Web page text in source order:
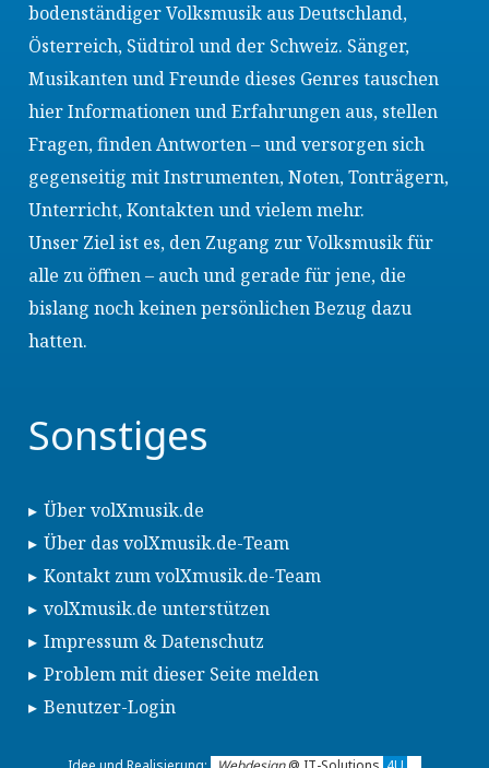
bodenständiger Volksmusik aus Deutschland,
Österreich, Südtirol und der Schweiz. Sänger,
Musikanten und Freunde dieses Genres tauschen
hier Informationen und Erfahrungen aus, stellen
Fragen, finden Antworten – und versorgen sich
gegenseitig mit Instrumenten, Noten, Tonträgern,
Unterricht, Kontakten und vielem mehr.
Unser Ziel ist es, den Zugang zur Volksmusik für
alle zu öffnen – auch und gerade für jene, die
bislang noch keinen persönlichen Bezug dazu
hatten.
Sonstiges
Über volXmusik.de
Über das volXmusik.de-Team
Kontakt zum volXmusik.de-Team
volXmusik.de unterstützen
Impressum & Datenschutz
Problem mit dieser Seite melden
Benutzer-Login